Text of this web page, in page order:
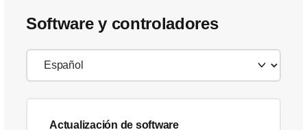
Software y controladores
Actualización de software